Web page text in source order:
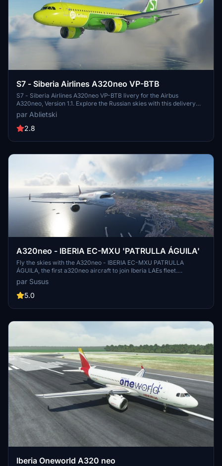
S7 - Siberia Airlines A320neo VP-BTB
S7 - Siberia Airlines A320neo VP-BTB livery for the Airbus
A320neo, Version 1.1. Explore the Russian skies with this delivery
from February 2020. Part of a Russian liveries pack, including
Aeroflot Russian Airlines, S7 Airlines, and more. Update includes
minor tweaks and improvements to textures.
par Ablietski
2.8
A320neo - IBERIA EC-MXU 'PATRULLA ÁGUILA'
Fly the skies with the A320neo - IBERIA EC-MXU PATRULLA
ÁGUILA, the first a320neo aircraft to join Iberia LAEs fleet.
Experience high-quality textures and detailed design in this special
livery inspired by the Spanish Patrulla Águila aerobatic team.
par Susus
5.0
Iberia Oneworld A320 neo